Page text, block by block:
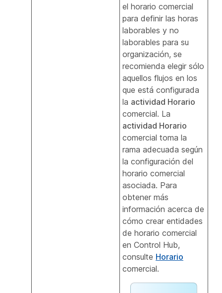
el horario comercial
para definir las horas
laborables y no
laborables para su
organización, se
recomienda elegir sólo
aquellos flujos en los
que está configurada
la actividad Horario
comercial. La
actividad Horario
comercial toma la
rama adecuada según
la configuración del
horario comercial
asociada. Para
obtener más
información acerca de
cómo crear entidades
de horario comercial
en Control Hub,
consulte Horario
comercial.